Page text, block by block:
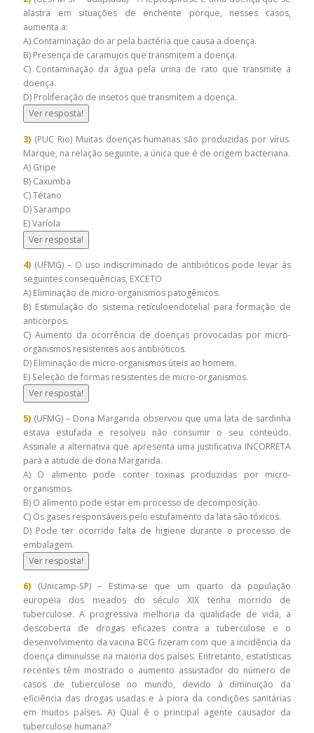
alastra em situações de enchente porque, nesses casos,
aumenta a:
A) Contaminação do ar pela bactéria que causa a doença.
B) Presença de caramujos que transmitem a doença.
C) Contaminação da água pela urina de rato que transmite a
doença.
D) Proliferação de insetos que transmitem a doença.
Ver resposta!
3) (PUC Rio) Muitas doenças humanas são produzidas por vírus.
Marque, na relação seguinte, a única que é de origem bacteriana.
A) Gripe
B) Caxumba
C) Tétano
D) Sarampo
E) Varíola
Ver resposta!
4) (UFMG) – O uso indiscriminado de antibióticos pode levar às
seguintes consequências, EXCETO
A) Eliminação de micro-organismos patogênicos.
B) Estimulação do sistema retículoendotelial para formação de
anticorpos.
C) Aumento da ocorrência de doenças provocadas por micro-
organismos resistentes aos antibióticos.
D) Eliminação de micro-organismos úteis ao homem.
E) Seleção de formas resistentes de micro-organismos.
Ver resposta!
5) (UFMG) – Dona Margarida observou que uma lata de sardinha
estava estufada e resolveu não consumir o seu conteúdo.
Assinale a alternativa que apresenta uma justificativa INCORRETA
para a atitude de dona Margarida.
A) O alimento pode conter toxinas produzidas por micro-
organismos.
B) O alimento pode estar em processo de decomposição.
C) Os gases responsáveis pelo estufamento da lata são tóxicos.
D) Pode ter ocorrido falta de higiene durante o processo de
embalagem.
Ver resposta!
6) (Unicamp-SP) – Estima-se que um quarto da população
europeia dos meados do século XIX tenha morrido de
tuberculose. A progressiva melhoria da qualidade de vida, a
descoberta de drogas eficazes contra a tuberculose e o
desenvolvimento da vacina BCG fizeram com que a incidência da
doença diminuísse na maioria dos países. Entretanto, estatísticas
recentes têm mostrado o aumento assustador do número de
casos de tuberculose no mundo, devido à diminuição da
eficiência das drogas usadas e à piora da condições sanitárias
em muitos países. A) Qual é o principal agente causador da
tuberculose humana?